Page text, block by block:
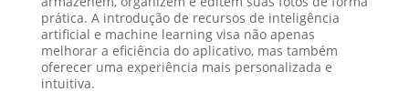
prática. A introdução de recursos de inteligência
artificial e machine learning visa não apenas
melhorar a eficiência do aplicativo, mas também
oferecer uma experiência mais personalizada e
intuitiva.